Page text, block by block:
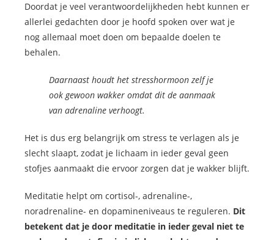
Doordat je veel verantwoordelijkheden hebt kunnen er
allerlei gedachten door je hoofd spoken over wat je
nog allemaal moet doen om bepaalde doelen te
behalen.
Daarnaast houdt het stresshormoon zelf je
ook gewoon wakker omdat dit de aanmaak
van adrenaline verhoogt.
Het is dus erg belangrijk om stress te verlagen als je
slecht slaapt, zodat je lichaam in ieder geval geen
stofjes aanmaakt die ervoor zorgen dat je wakker blijft.
Meditatie helpt om cortisol-, adrenaline-,
noradrenaline- en dopamineniveaus te reguleren. Dit
betekent dat je door meditatie in ieder geval niet te